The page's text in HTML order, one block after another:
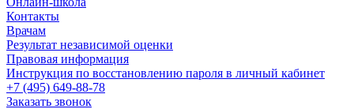
Контакты
Врачам
Результат независимой оценки
Правовая информация
Инструкция по восстановлению пароля в личный кабинет
+7 (495) 649-88-78
Заказать звонок